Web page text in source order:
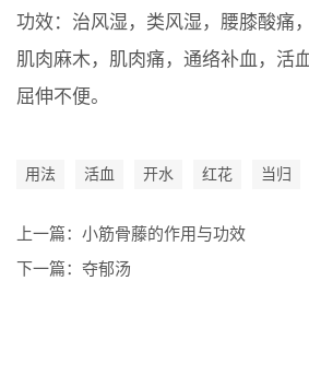
功效：治风湿，类风湿，腰膝酸痛
肌肉麻木，肌肉痛，通络补血，活
屈伸不便。
用法 活血 开水 红花 当归
上一篇： 小筋骨藤的作用与功效
下一篇： 夺郁汤